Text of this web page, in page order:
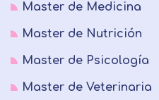
Master de Medicina
Master de Nutrición
Master de Psicología
Master de Veterinaria